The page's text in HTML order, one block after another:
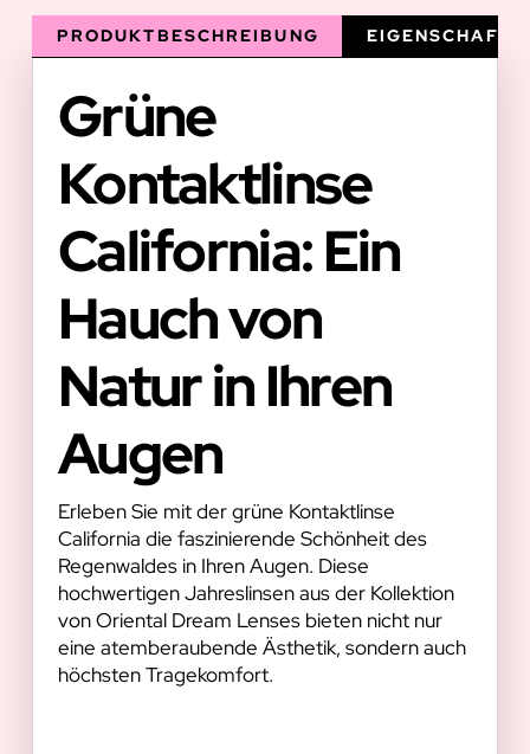
PRODUKTBESCHREIBUNG
Grüne
Kontaktlinse
California: Ein
Hauch von
Natur in Ihren
Augen
Erleben Sie mit der grüne Kontaktlinse
California die faszinierende Schönheit des
Regenwaldes in Ihren Augen. Diese
hochwertigen Jahreslinsen aus der Kollektion
von Oriental Dream Lenses bieten nicht nur
eine atemberaubende Ästhetik, sondern auch
höchsten Tragekomfort.